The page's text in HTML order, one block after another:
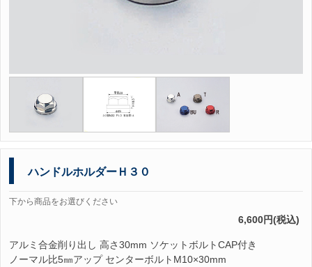
ハンドルホルダーＨ３０
下から商品をお選びください
6,600円(税込)
アルミ合金削り出し 高さ30mm ソケットボルトCAP付き
ノーマル比5㎜アップ センターボルトM10×30mm